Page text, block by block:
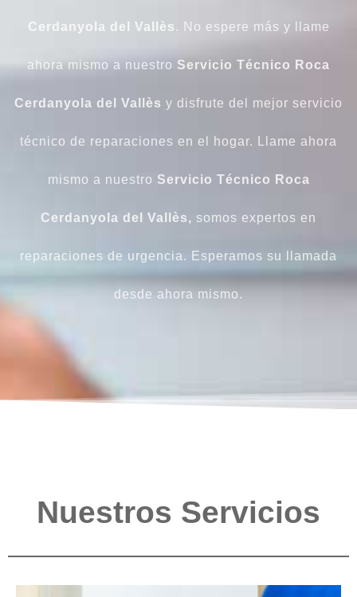
Cerdanyola del Vallès . No espere más y llame
ahora mismo a nuestro Servicio Técnico Roca
Cerdanyola del Vallès y disfrute del mejor servicio
técnico de reparaciones en el hogar. Llame ahora
mismo a nuestro Servicio Técnico Roca
Cerdanyola del Vallès, somos expertos en
reparaciones de urgencia. Esperamos su llamada
desde ahora mismo.
Nuestros Servicios